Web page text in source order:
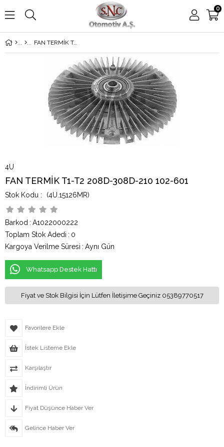
0
FAN TERMİK T1-T2 208D-308D-210 102-601
4U
FAN TERMİK T1-T2 208D-308D-210 102-601
(4U.15126MR)
Barkod : A1022000222
Toplam Stok Adedi : 0
Kargoya Verilme Süresi : Aynı Gün
Whatsapp Destek Hattı
Fiyat ve Stok Bilgisi İçin Lütfen İletişime Geçiniz 05389770517
Favorilere Ekle
İstek Listeme Ekle
Karşılaştır
İndirimli Ürün
Fiyat Düşünce Haber Ver
Gelince Haber Ver